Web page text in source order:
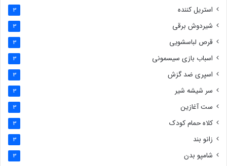
استریل کننده 3
شیردوش برقی 3
قرص لباسشویی 3
اسباب بازی سیسمونی 3
اسپری ضد گزش 3
سر شیشه شیر 3
ست آغازین 3
کلاه حمام کودک 3
زانو بند 3
شامپو بدن 3